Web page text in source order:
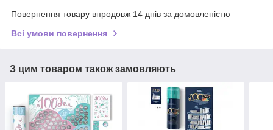
Повернення товару впродовж 14 днів за домовленістю
Всі умови повернення
З цим товаром також замовляють